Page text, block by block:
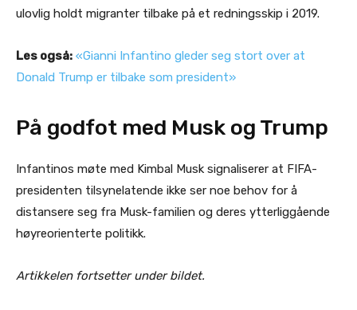
ulovlig holdt migranter tilbake på et redningsskip i 2019.
Les også: «Gianni Infantino gleder seg stort over at
Donald Trump er tilbake som president»
På godfot med Musk og Trump
Infantinos møte med Kimbal Musk signaliserer at FIFA-
presidenten tilsynelatende ikke ser noe behov for å
distansere seg fra Musk-familien og deres ytterliggående
høyreorienterte politikk.
Artikkelen fortsetter under bildet.